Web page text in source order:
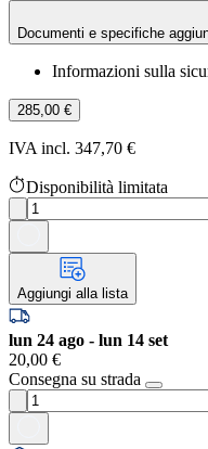
Documenti e specifiche
Informazioni sulla
285,00 €
IVA incl. 347,70 €
Disponibilità limitata
Aggiungi alla lista
lun 24 ago - lun 14 set
20,00 €
Consegna su strada